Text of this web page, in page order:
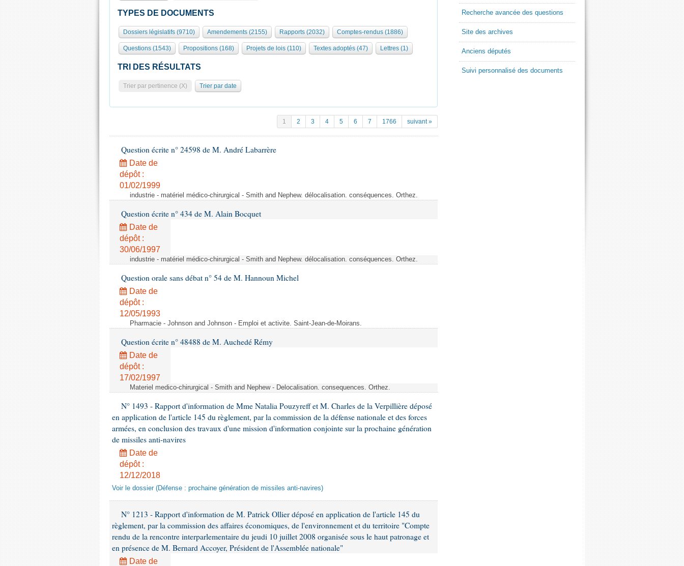
TYPES DE DOCUMENTS
Dossiers législatifs (9710) Amendements (2155) Rapports (2032) Comptes-rendus (1886)
Questions (1543) Propositions (168) Projets de lois (110) Textes adoptés (47) Lettres (1)
TRI DES RÉSULTATS
Trier par pertinence (X) Trier par date
1 2 3 4 5 6 7 1766 suivant »
Question écrite n° 24598 de M. André Labarrère
Date de
dépôt :
01/02/1999
industrie - matériel médico-chirurgical - Smith and Nephew. délocalisation. conséquences. Orthez.
Question écrite n° 434 de M. Alain Bocquet
Date de
dépôt :
30/06/1997
industrie - matériel médico-chirurgical - Smith and Nephew. délocalisation. conséquences. Orthez.
Question orale sans débat n° 54 de M. Hannoun Michel
Date de
dépôt :
12/05/1993
Pharmacie - Johnson and Johnson - Emploi et activite. Saint-Jean-de-Moirans.
Question écrite n° 48488 de M. Auchedé Rémy
Date de
dépôt :
17/02/1997
Materiel medico-chirurgical - Smith and Nephew - Delocalisation. consequences. Orthez.
N° 1493 - Rapport d'information de Mme Natalia Pouzyreff et M. Charles de la Verpillière déposé
en application de l'article 145 du règlement, par la commission de la défense nationale et des forces
armées, en conclusion des travaux d'une mission d'information conjointe sur la prochaine génération
de missiles anti-navires
Date de
dépôt :
12/12/2018
Voir le dossier (Défense : prochaine génération de missiles anti-navires)
N° 1213 - Rapport d'information de M. Patrick Ollier déposé en application de l'article 145 du
règlement, par la commission des affaires économiques, de l'environnement et du territoire "Compte
rendu de la rencontre interparlementaire du jeudi 10 juillet 2008 organisée sous le haut patronage et
en présence de M. Bernard Accoyer, Président de l'Assemblée nationale"
Date de
Recherche avancée des questions
Site des archives
Anciens députés
Suivi personnalisé des documents